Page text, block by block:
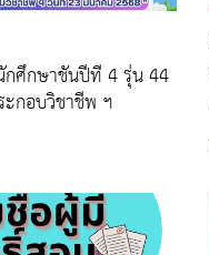
กศึกษาชั้นปีที่ 4 รุ่น 44
ะกอบวิชาชีพ ฯ